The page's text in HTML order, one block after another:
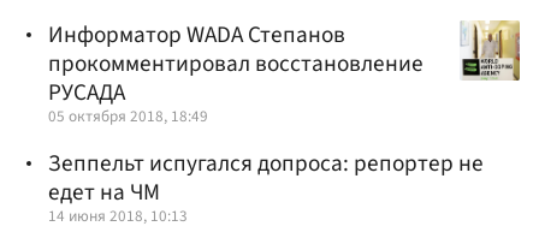
Информатор WADA Степанов
прокомментировал восстановление
РУСАДА
05 октября 2018, 18:49
Зеппельт испугался допроса: репортер не
едет на ЧМ
14 июня 2018, 10:13